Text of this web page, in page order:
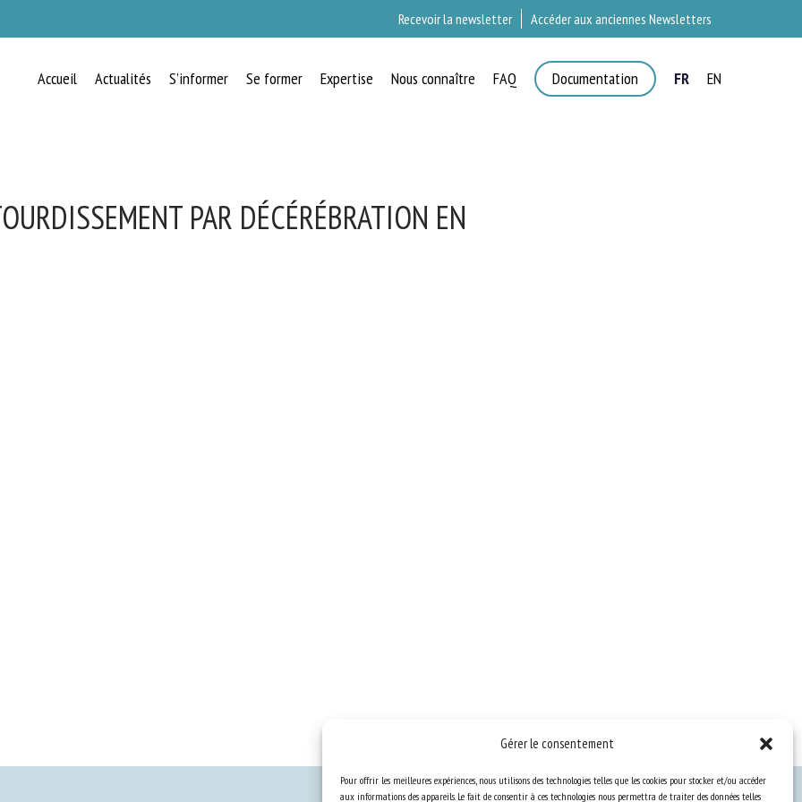
Gérer le consentement
Pour offrir les meilleures expériences, nous utilisons des technologies telles que les cookies pour stocker et/ou accéder
aux informations des appareils. Le fait de consentir à ces technologies nous permettra de traiter des données telles
Recevoir la newsletter Accéder aux anciennes Newsletters
Accueil Actualités S’informer Se former Expertise Nous connaître FAQ Documentation FR EN
PAR DÉCÉRÉBRATION EN